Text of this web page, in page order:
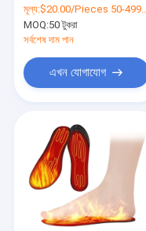
পণ্য
আমাদের সম্পর্কে
কারখানা ভ্রমণ
মূল্য:$20.00/Pieces 50-499 Pieces
MOQ:50 টুকরা
সর্বশেষ দাম পান
এখন যোগাযোগ